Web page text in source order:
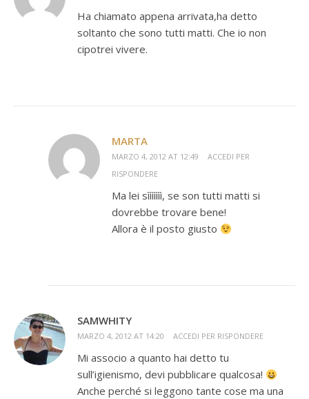
Ha chiamato appena arrivata,ha detto
soltanto che sono tutti matti. Che io non
cipotrei vivere.
MARTA
MARZO 4, 2012 AT 12:49
ACCEDI PER
RISPONDERE
Ma lei sììììììì, se son tutti matti si
dovrebbe trovare bene!
Allora è il posto giusto
SAMWHITY
MARZO 4, 2012 AT 14:20 ACCEDI PER RISPONDERE
Mi associo a quanto hai detto tu
sull’igienismo, devi pubblicare qualcosa!
Anche perché si leggono tante cose ma una